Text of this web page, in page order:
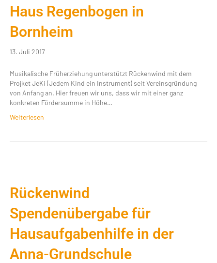
Haus Regenbogen in
Bornheim
13. Juli 2017
Musikalische Früherziehung unterstützt Rückenwind mit dem
Projket JeKi (Jedem Kind ein Instrument) seit Vereinsgründung
von Anfang an. Hier freuen wir uns, dass wir mit einer ganz
konkreten Fördersumme in Höhe…
Weiterlesen
Rückenwind
Spendenübergabe für
Hausaufgabenhilfe in der
Anna-Grundschule